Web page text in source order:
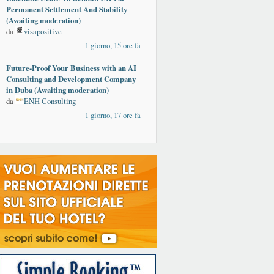
Permanent Settlement And Stability
(Awaiting moderation)
da
visapositive
1 giorno, 15 ore fa
Future-Proof Your Business with an AI
Consulting and Development Company
in Duba (Awaiting moderation)
da
ENH Consulting
1 giorno, 17 ore fa